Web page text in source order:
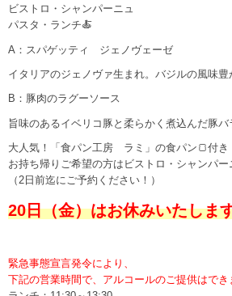
ビストロ・シャンパーニュ
パスタ・ランチ🍝
A：スパゲッティ ジェノヴェーゼ
イタリアのジェノヴァ生まれ。バジルの風味豊
B：豚肉のラグーソース
旨味のあるイベリコ豚と柔らかく煮込んだ豚バ
大人気！「食パン工房 ラミ」の食パン🍞付き
お持ち帰りご希望の方はビストロ・シャンパー
（2日前迄にご予約ください！）
20日（金）はお休みいたしま
緊急事態宣言発令により、
下記の営業時間で、アルコールのご提供はでき